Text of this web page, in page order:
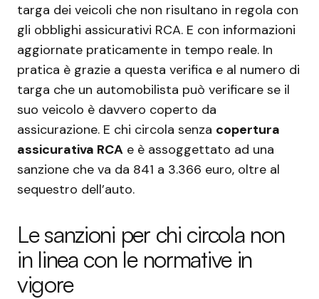
targa dei veicoli che non risultano in regola con
gli obblighi assicurativi RCA. E con informazioni
aggiornate praticamente in tempo reale. In
pratica è grazie a questa verifica e al numero di
targa che un automobilista può verificare se il
suo veicolo è davvero coperto da
assicurazione. E chi circola senza copertura
assicurativa RCA e è assoggettato ad una
sanzione che va da 841 a 3.366 euro, oltre al
sequestro dell’auto.
Le sanzioni per chi circola non
in linea con le normative in
vigore